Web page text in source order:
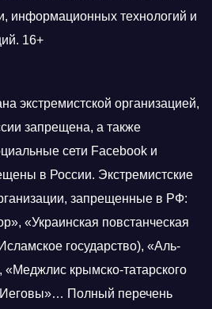
информационных технологий и
16+
экстремистской организацией,
запрещена, а также
сети Facebook и
в России. Экстремистские
запрещенные в РФ:
«Украинская повстанческая
государство), «Аль-
крымско-татарского
Полный перечень